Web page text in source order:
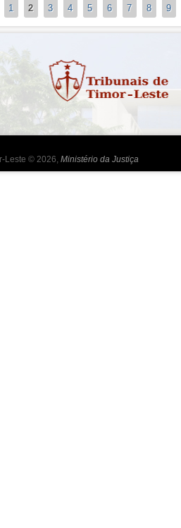
1 2 3 4 5 6 7 8 9
Leste © 2026, Ministério da Justiça